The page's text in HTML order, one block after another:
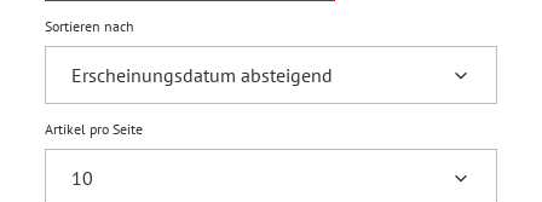
Sortieren nach
Artikel pro Seite